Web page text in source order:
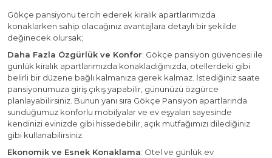
Gökçe pansiyonu tercih ederek kiralık apartlarımızda
konaklarken sahip olacağınız avantajlara detaylı bir şekilde
değinecek olursak;
Daha Fazla Özgürlük ve Konfor: Gökçe pansiyon güvencesi ile
günlük kiralık apartlarımızda konakladığınızda, otellerdeki gibi
belirli bir düzene bağlı kalmanıza gerek kalmaz. İstediğiniz saate
pansiyonumuza giriş çıkış yapabilir, gününüzü özgürce
planlayabilirsiniz. Bunun yanı sıra Gökçe Pansiyon apartlarında
sunduğumuz konforlu mobilyalar ve ev eşyaları sayesinde
kendinizi evinizde gibi hissedebilir, açık mutfağımızı dilediğiniz
gibi kullanabilirsiniz.
Ekonomik ve Esnek Konaklama: Otel ve günlük ev